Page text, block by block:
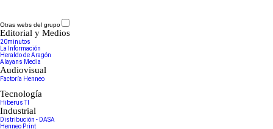
Otras webs del grupo
Editorial y Medios
20minutos
La Información
Heraldo de Aragón
Alayans Media
Audiovisual
Factoría Henneo
Tecnología
Hiberus TI
Industrial
Distribución - DASA
Henneo Print